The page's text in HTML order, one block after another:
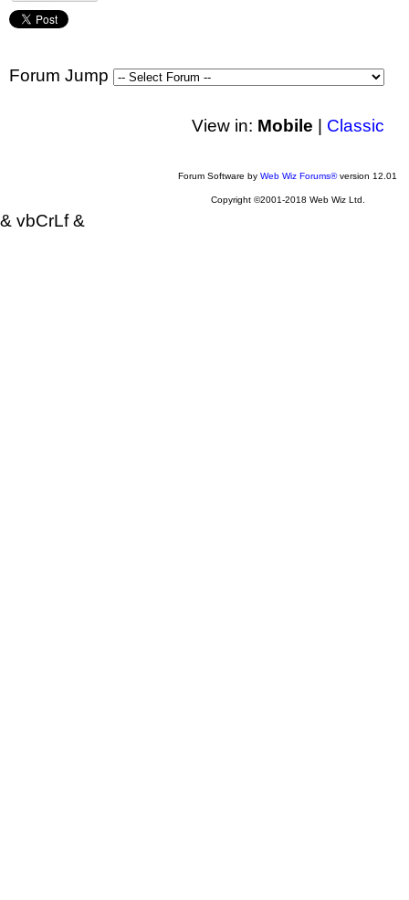
Forum Jump
View in: Mobile Classic
Forum Software by Web Wiz Forums®version 12.01
Copyright ©2001-2018 Web Wiz Ltd.
& vbCrLf &